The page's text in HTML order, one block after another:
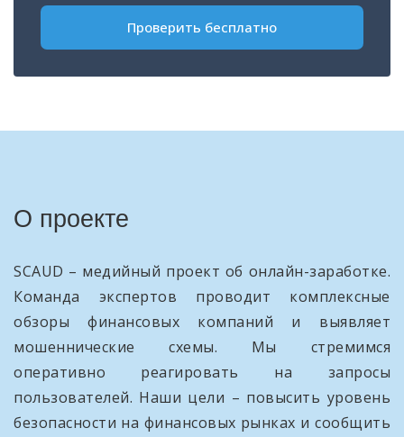
Проверить бесплатно
О проекте
SCAUD – медийный проект об онлайн-заработке.
Команда экспертов проводит комплексные
обзоры финансовых компаний и выявляет
мошеннические схемы. Мы стремимся
оперативно реагировать на запросы
пользователей. Наши цели – повысить уровень
безопасности на финансовых рынках и сообщить